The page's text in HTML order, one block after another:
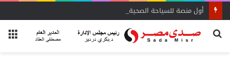
أول منصة للسياحة الصحية في مصر والشرق الأوسط وأفريقيا..
بحث